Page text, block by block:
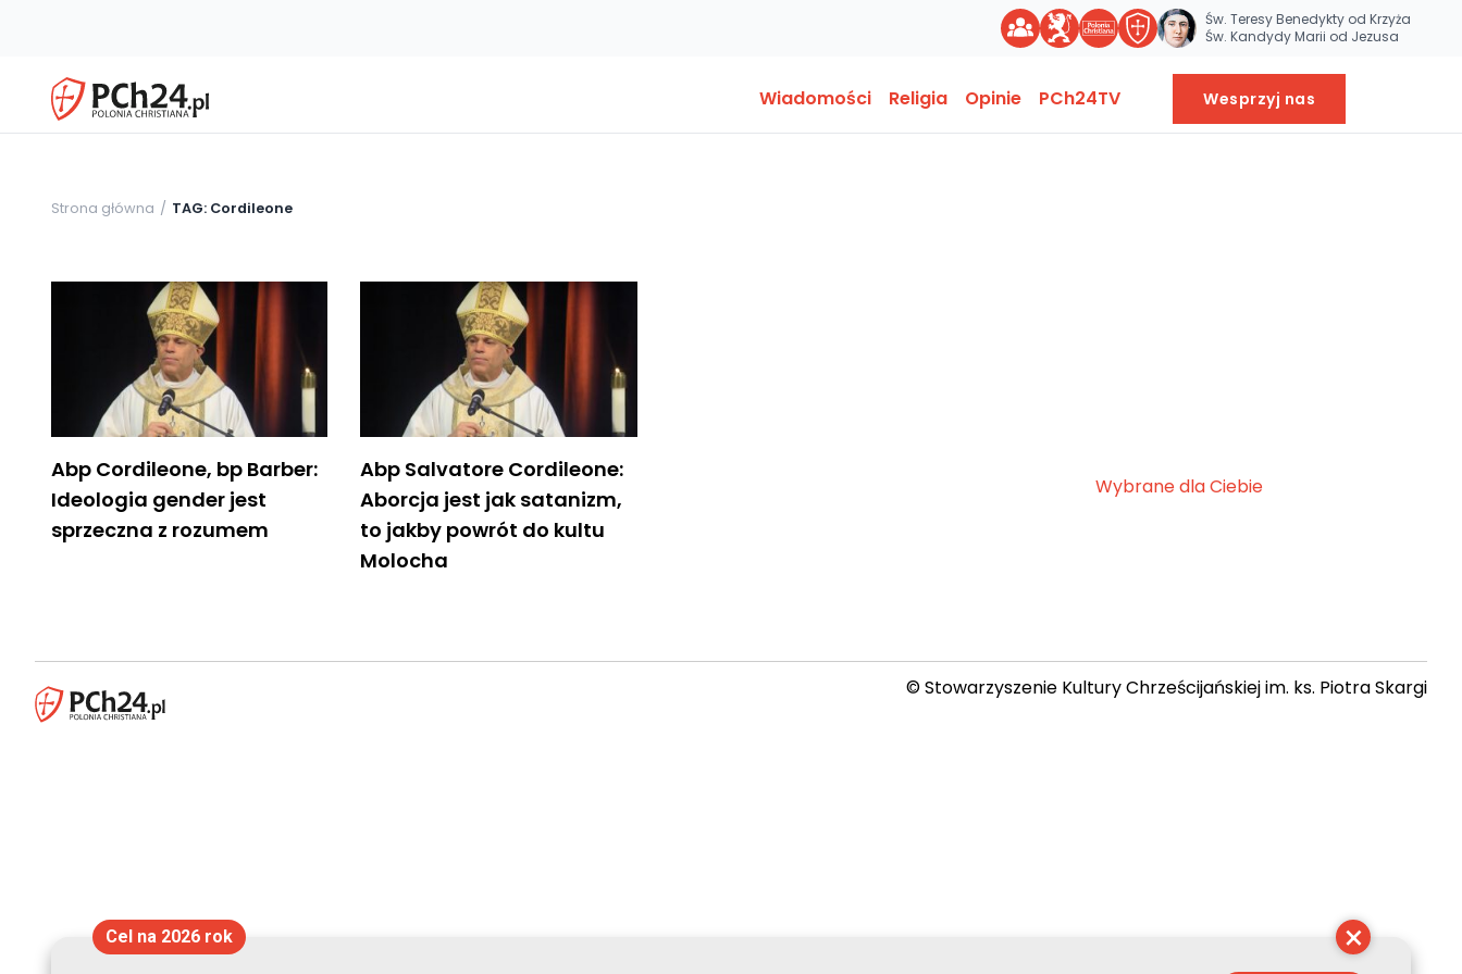
Św. Teresy Benedykty od Krzyża
Św. Kandydy Marii od Jezusa
Wiadomości Religia Opinie PCh24TV Wesprzyj nas
Strona główna TAG: Cordileone
Abp Cordileone, bp Barber:
Ideologia gender jest
sprzeczna z rozumem
Abp Salvatore Cordileone:
Aborcja jest jak satanizm,
to jakby powrót do kultu
Molocha
Wybrane dla Ciebie
© Stowarzyszenie Kultury Chrześcijańskiej im. ks. Piotra Skargi
×
Cel na 2026 rok